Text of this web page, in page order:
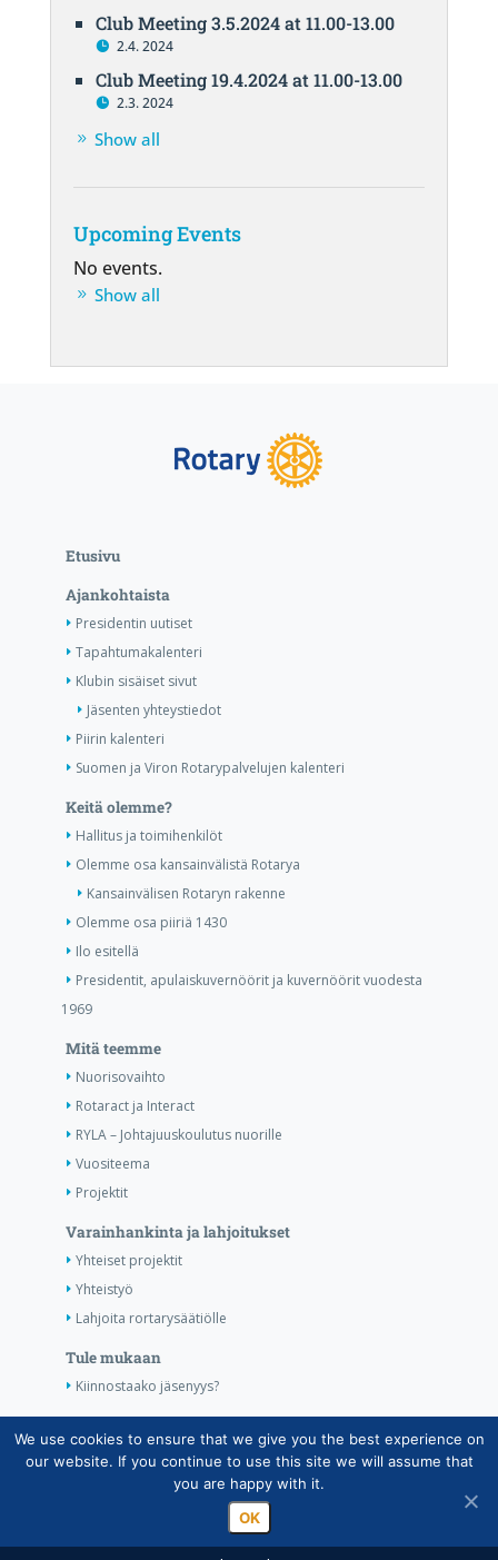
Club Meeting 3.5.2024 at 11.00-13.00
2.4. 2024
Club Meeting 19.4.2024 at 11.00-13.00
2.3. 2024
Show all
Upcoming Events
No events.
Show all
Etusivu
Ajankohtaista
Presidentin uutiset
Tapahtumakalenteri
Klubin sisäiset sivut
Jäsenten yhteystiedot
Piirin kalenteri
Suomen ja Viron Rotarypalvelujen kalenteri
Keitä olemme?
Hallitus ja toimihenkilöt
Olemme osa kansainvälistä Rotarya
Kansainvälisen Rotaryn rakenne
Olemme osa piiriä 1430
Ilo esitellä
Presidentit, apulaiskuvernöörit ja kuvernöörit vuodesta
1969
Mitä teemme
Nuorisovaihto
Rotaract ja Interact
RYLA – Johtajuuskoulutus nuorille
Vuositeema
Projektit
Varainhankinta ja lahjoitukset
Yhteiset projektit
Yhteistyö
Lahjoita rortarysäätiölle
Tule mukaan
Kiinnostaako jäsenyys?
Kuvat
We use cookies to ensure that we give you the best experience on
our website. If you continue to use this site we will assume that
you are happy with it.
OK